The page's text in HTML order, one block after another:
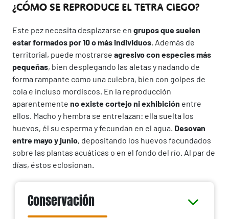
¿CÓMO SE REPRODUCE EL TETRA CIEGO?
Este pez necesita desplazarse en grupos que suelen
estar formados por 10 o más individuos. Además de
territorial, puede mostrarse agresivo con especies más
pequeñas, bien desplegando las aletas y nadando de
forma rampante como una culebra, bien con golpes de
cola e incluso mordiscos. En la reproducción
aparentemente no existe cortejo ni exhibición entre
ellos. Macho y hembra se entrelazan: ella suelta los
huevos, él su esperma y fecundan en el agua. Desovan
entre mayo y junio, depositando los huevos fecundados
sobre las plantas acuáticas o en el fondo del río. Al par de
días, éstos eclosionan.
Conservación